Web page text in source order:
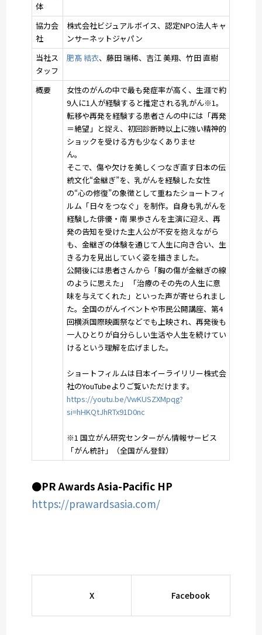
体
協力会
社
株式会社ビジュアルボイス、認定NPO法人キャ
ンサーネットジャパン
当社ス
タッフ
肥髙 結衣、藤田 瑞稀、吉江 美翔、竹田 直樹
概要
女性のがんの中で最も発症率が高く、生涯で約
9人に1人が経験すると推定される乳がん※1。
転移や再発を経験する患者さんの中には「再発
＝絶望」と捉え、初回診断時以上に強い精神的
ショックを受ける方も少なくありませ
ん。
そこで、傷や欠けを美しくつなぎ直す日本の伝
統文化“金継ぎ”を、乳がんを経験した女性
の“心の修復”の象徴として重ねたショートフィ
ルム「日々をつなぐ」を制作。自身も乳がんを
経験した俳優・南 果歩さんを主演に迎え、再
発の告知を受けた主人公が不安を抱えながら
も、金継ぎの体験を通じて人生に向き合い、生
きる力を見出していく姿を描きました。
公開後には患者さんから「胸の傷が金継ぎの線
のように思えた」 「治療のその先の人生に意
味を与えてくれた」といった声が寄せられまし
た。全国のがんイベントや市民公開講座、第4
回横浜国際映画祭などでも上映され、再発後も
一人ひとりが自分らしい生活や人生を続けてい
けるという理解を広げました。
ショートフィルムは日本イーライリリー株式会
社のYouTubeよりご覧いただけます。
https://youtu.be/VwKUSZXMpqg?
si=hHKQtJhRTx91D0nc
※1 国立がん研究センターがん情報サービス
「がん統計」（全国がん登録）
●PR Awards Asia-Pacific HP
https://prawardsasia.com/
X Facebook